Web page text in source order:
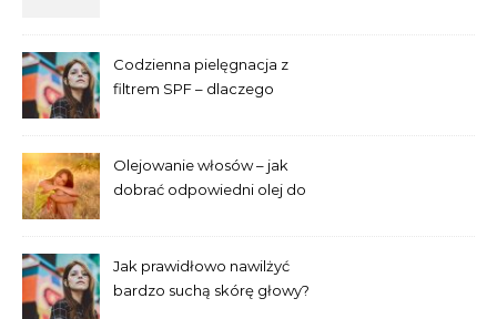
Codzienna pielęgnacja z
filtrem SPF – dlaczego
Olejowanie włosów – jak
dobrać odpowiedni olej do
Jak prawidłowo nawilżyć
bardzo suchą skórę głowy?